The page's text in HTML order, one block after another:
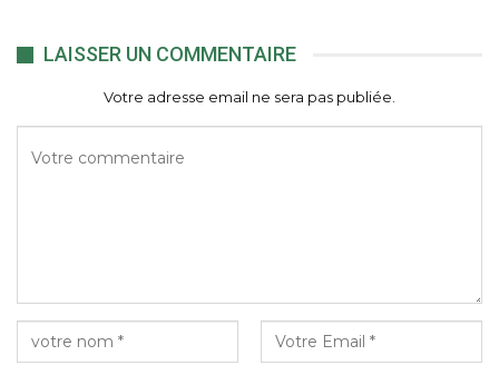
LAISSER UN COMMENTAIRE
Votre adresse email ne sera pas publiée.